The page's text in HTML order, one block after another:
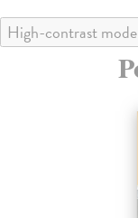
High-contrast mode